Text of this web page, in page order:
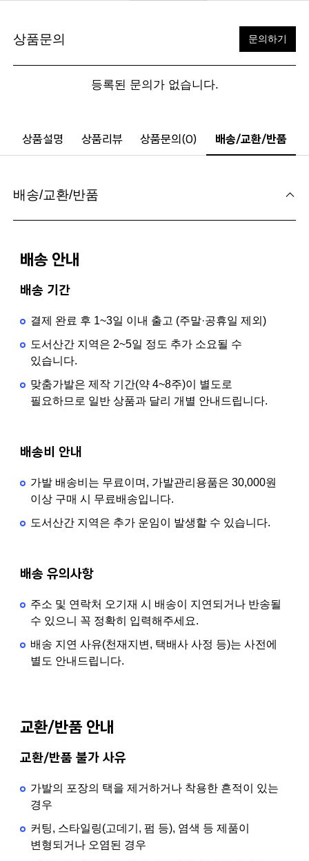
상품문의 문의하기
등록된 문의가 없습니다.
상품설명 상품리뷰 상품문의(0) 배송/교환/반품
배송/교환/반품
배송 안내
배송 기간
결제 완료 후 1~3일 이내 출고 (주말·공휴일 제외)
도서산간 지역은 2~5일 정도 추가 소요될 수
있습니다.
맞춤가발은 제작 기간(약 4~8주)이 별도로
필요하므로 일반 상품과 달리 개별 안내드립니다.
배송비 안내
가발 배송비는 무료이며, 가발관리용품은 30,000원
이상 구매 시 무료배송입니다.
도서산간 지역은 추가 운임이 발생할 수 있습니다.
배송 유의사항
주소 및 연락처 오기재 시 배송이 지연되거나 반송될
수 있으니 꼭 정확히 입력해주세요.
배송 지연 사유(천재지변, 택배사 사정 등)는 사전에
별도 안내드립니다.
교환/반품 안내
교환/반품 불가 사유
가발의 포장의 택을 제거하거나 착용한 흔적이 있는
경우
커팅, 스타일링(고데기, 펌 등), 염색 등 제품이
변형되거나 오염된 경우